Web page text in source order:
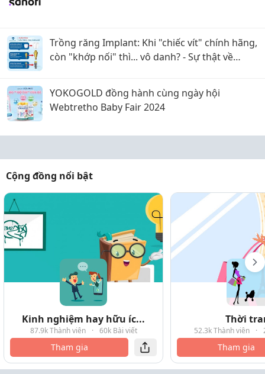
Trồng răng Implant: Khi "chiếc vít" chính hãng,
còn "khớp nối" thì... vô danh? - Sự thật về
YOKOGOLD đồng hành cùng ngày hội
Webtretho Baby Fair 2024
Cộng đồng nổi bật
Kinh nghiệm hay hữu íc...
87.9k Thành viên · 60k Bài viết
Tham gia
Thời
52.3k Thành viên ·
Tham gia